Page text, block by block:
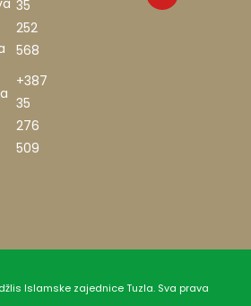
35
252
568
+387
35
276
509
Islamske zajednice Tuzla. Sva prava